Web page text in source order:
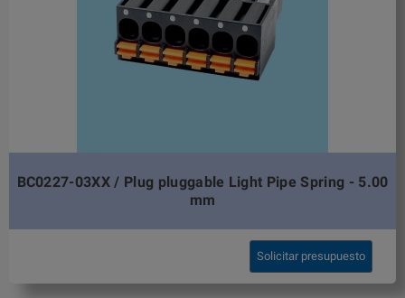
BC0227-03XX / Plug pluggable Light Pipe Spring - 5.00
mm
Solicitar presupuesto